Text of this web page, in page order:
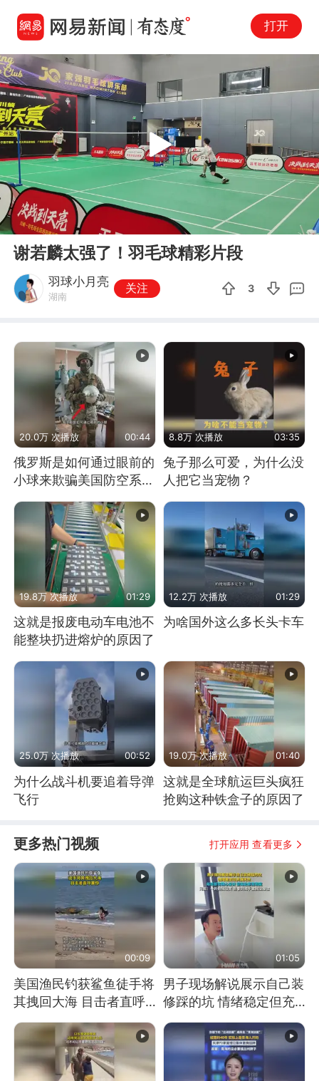
打开
00:00 01:41
Play
谢若麟太强了！羽毛球精彩片段
羽球小月亮
湖南
关注 3
20.0万 次播放 00:44
俄罗斯是如何通过眼前的
小球来欺骗美国防空系统
的
8.8万 次播放 03:35
兔子那么可爱，为什么没
人把它当宠物？
19.8万 次播放 01:29
这就是报废电动车电池不
能整块扔进熔炉的原因了
12.2万 次播放 01:29
为啥国外这么多长头卡车
25.0万 次播放 00:52
为什么战斗机要追着导弹
飞行
19.0万 次播放 01:40
这就是全球航运巨头疯狂
抢购这种铁盒子的原因了
更多热门视频 打开应用 查看更多
00:09
美国渔民钓获鲨鱼徒手将
其拽回大海 目击者直呼
震惊 （视频来源：参考
消息）
01:05
男子现场解说展示自己装
修踩的坑 情绪稳定但充
满无奈 每处都有精心设
计 但每处都有瑕疵 网
友：一开始我没笑 但看
到洗手盆我没绷住